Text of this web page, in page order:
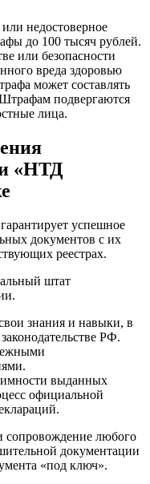
недостоверное
до 100 тысяч рублей.
или безопасности
вреда здоровью
может составлять
подвергаются
лица.
«НТД
успешное
документов с их
реестрах.
штат
знания и навыки, в
РФ.
выданных
официальной
сопровождение любого
документации
«под ключ».